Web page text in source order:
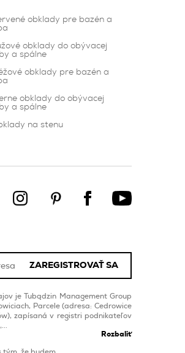
obklady pre bazén a
obklady do obývacej
a spálne
obklady pre bazén a
obklady do obývacej
a spálne
na stenu
ZAREGISTROVAŤ SA
je Tubądzin Management Group
Parcele (adresa: Cedrowice
zapísaná v registri podnikateľov
Rozbaliť